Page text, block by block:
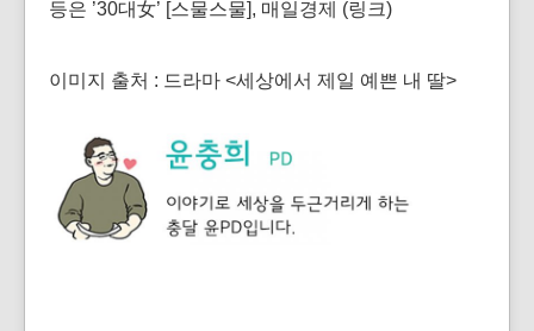
등은 ’30대女’ [스물스물], 매일경제 (링크)
이미지 출처 : 드라마 <세상에서 제일 예쁜 내 딸>